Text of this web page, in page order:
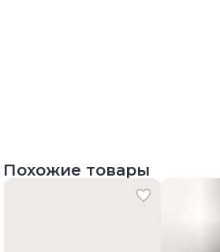
Похожие товары